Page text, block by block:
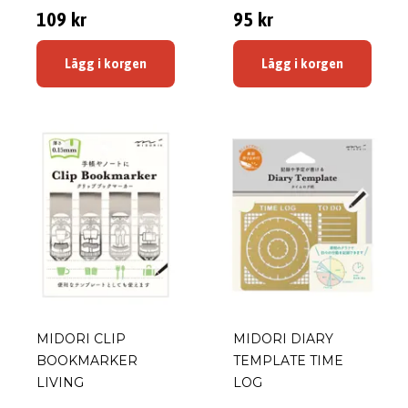
109 kr
Lägg i korgen
95 kr
Lägg i korgen
MIDORI CLIP
BOOKMARKER
LIVING
MIDORI DIARY
TEMPLATE TIME
LOG